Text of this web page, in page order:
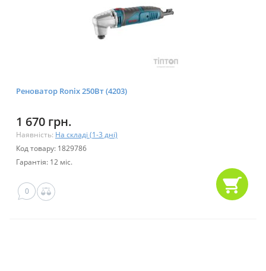
Реноватор Ronix 250Вт (4203)
1 670 грн.
Наявність: На складі (1-3 дні)
Код товару: 1829786
Гарантія: 12 міс.
0